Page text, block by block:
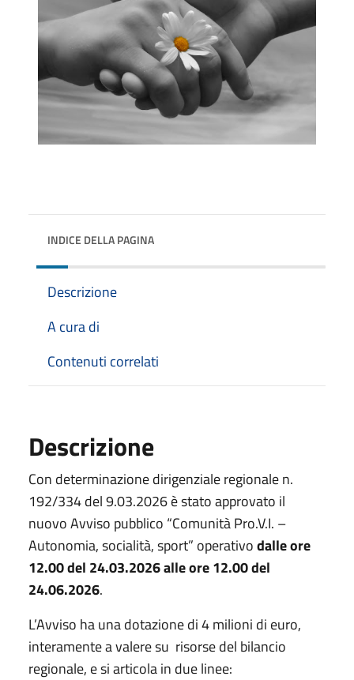
INDICE DELLA PAGINA
Descrizione
A cura di
Contenuti correlati
Descrizione
Con determinazione dirigenziale regionale n.
192/334 del 9.03.2026 è stato approvato il
nuovo Avviso pubblico “Comunità Pro.V.I. –
Autonomia, socialità, sport” operativodalle ore
12.00 del 24.03.2026 alle ore 12.00 del
24.06.2026.
L’Avviso ha una dotazione di 4 milioni di euro,
interamente a valere su risorse del bilancio
regionale, e si articola in due linee: